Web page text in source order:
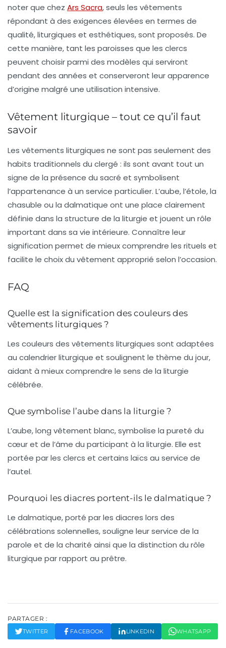
noter que chez Ars Sacra, seuls les vêtements
répondant à des exigences élevées en termes de
qualité, liturgiques et esthétiques, sont proposés. De
cette manière, tant les paroisses que les clercs
peuvent choisir parmi des modèles qui serviront
pendant des années et conserveront leur apparence
d’origine malgré une utilisation intensive.
Vêtement liturgique – tout ce qu’il faut
savoir
Les vêtements liturgiques ne sont pas seulement des
habits traditionnels du clergé : ils sont avant tout un
signe de la présence du sacré et symbolisent
l’appartenance à un service particulier. L’aube, l’étole, la
chasuble ou la dalmatique ont une place clairement
définie dans la structure de la liturgie et jouent un rôle
important dans sa vie intérieure. Connaître leur
signification permet de mieux comprendre les rituels et
facilite le choix du vêtement approprié selon l’occasion.
FAQ
Quelle est la signification des couleurs des
vêtements liturgiques ?
Les couleurs des vêtements liturgiques sont adaptées
au calendrier liturgique et soulignent le thème du jour,
aidant à mieux comprendre le sens de la liturgie
célébrée.
Que symbolise l’aube dans la liturgie ?
L’aube, long vêtement blanc, symbolise la pureté du
cœur et de l’âme du participant à la liturgie. Elle est
portée par les clercs et certains laïcs au service de
l’autel.
Pourquoi les diacres portent-ils le dalmatique ?
Le dalmatique, porté par les diacres lors des
célébrations solennelles, souligne leur service de la
parole et de la charité ainsi que la distinction du rôle
liturgique par rapport au prêtre.
PARTAGER :
TWITTER FACEBOOK LINKEDIN WHATSAPP